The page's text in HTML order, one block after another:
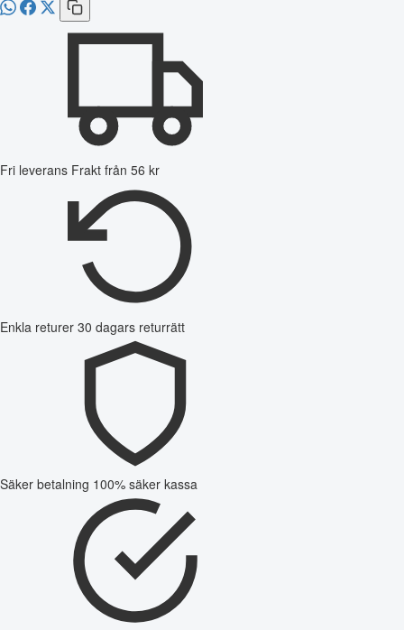
Fri leverans Frakt från 56 kr
Enkla returer 30 dagars returrätt
Säker betalning 100% säker kassa